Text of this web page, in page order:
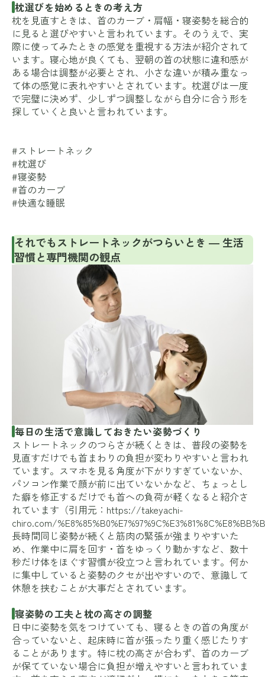
枕選びを始めるときの考え方
枕を見直すときは、首のカーブ・肩幅・寝姿勢を総合的
に見ると選びやすいと言われています。そのうえで、実
際に使ってみたときの感覚を重視する方法が紹介されて
います。寝心地が良くても、翌朝の首の状態に違和感が
ある場合は調整が必要とされ、小さな違いが積み重なっ
て体の感覚に表れやすいとされています。枕選びは一度
で完璧に決めず、少しずつ調整しながら自分に合う形を
探していくと良いと言われています。
#ストレートネック
#枕選び
#寝姿勢
#首のカーブ
#快適な睡眠
それでもストレートネックがつらいとき ― 生活
習慣と専門機関の観点
毎日の生活で意識しておきたい姿勢づくり
ストレートネックのつらさが続くときは、普段の姿勢を
見直すだけでも首まわりの負担が変わりやすいと言われ
ています。スマホを見る角度が下がりすぎていないか、
パソコン作業で顔が前に出ていないかなど、ちょっとし
た癖を修正するだけでも首への負荷が軽くなると紹介さ
れています（引用元： https://takeyachi-
chiro.com/
長時間同じ姿勢が続くと筋肉の緊張が強まりやすいた
め、作業中に肩を回す・首をゆっくり動かすなど、数十
秒だけ体をほぐす習慣が役立つと言われています。何か
に集中していると姿勢のクセが出やすいので、意識して
休憩を挟むことが大事だとされています。
寝姿勢の工夫と枕の高さの調整
日中に姿勢を気をつけていても、寝るときの首の角度が
合っていないと、起床時に首が張ったり重く感じたりす
ることがあります。特に枕の高さが合わず、首のカーブ
が保てていない場合に負担が増えやすいと言われていま